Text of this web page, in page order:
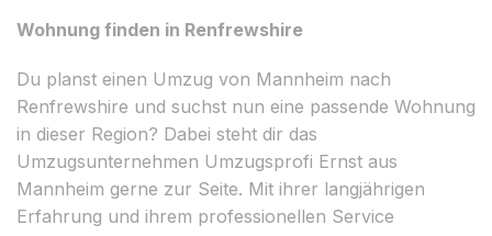
Wohnung finden in Renfrewshire
Du planst einen Umzug von Mannheim nach
Renfrewshire und suchst nun eine passende Wohnung
in dieser Region? Dabei steht dir das
Umzugsunternehmen Umzugsprofi Ernst aus
Mannheim gerne zur Seite. Mit ihrer langjährigen
Erfahrung und ihrem professionellen Service